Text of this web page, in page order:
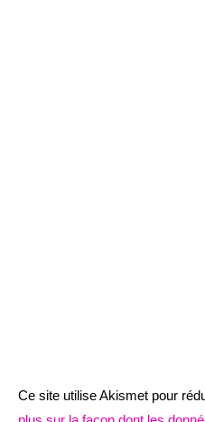
Ce site utilise Akismet pour